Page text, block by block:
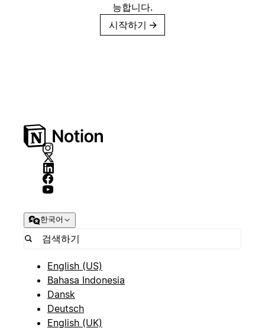
능합니다.
시작하기 →
한국어
English (US)
Bahasa Indonesia
Dansk
Deutsch
English (UK)